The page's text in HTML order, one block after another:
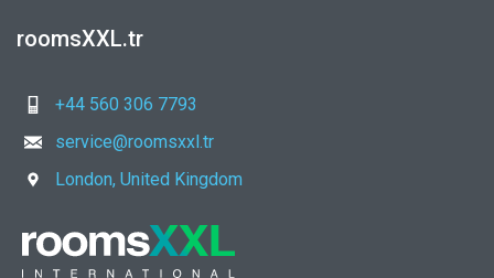
roomsXXL.tr
+44 560 306 7793
service@roomsxxl.tr
London, United Kingdom